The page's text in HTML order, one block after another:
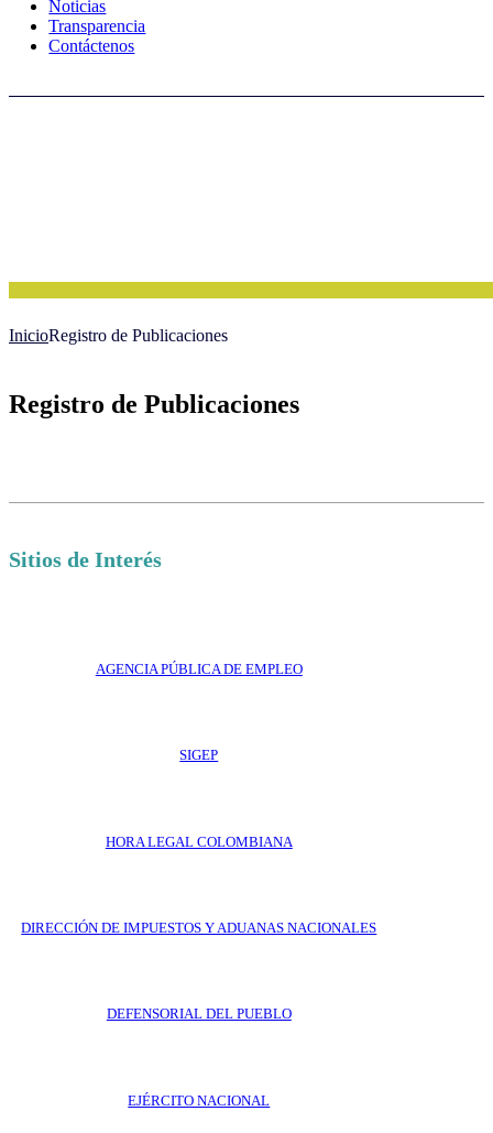
Noticias
Transparencia
Contáctenos
InicioRegistro de Publicaciones
Registro de Publicaciones
Sitios de Interés
AGENCIA PÚBLICA DE EMPLEO
SIGEP
HORA LEGAL COLOMBIANA
DIRECCIÓN DE IMPUESTOS Y ADUANAS NACIONALES
DEFENSORIAL DEL PUEBLO
EJÉRCITO NACIONAL